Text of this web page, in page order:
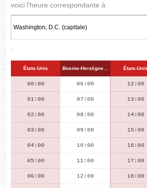
voici l'heure correspondante à
:
États-Unis Bosnie-Herzégovine États-Unis
00:00 06:00 12:00
01:00 07:00 13:00
02:00 08:00 14:00
03:00 09:00 15:00
04:00 10:00 16:00
05:00 11:00 17:00
06:00 12:00 18:00